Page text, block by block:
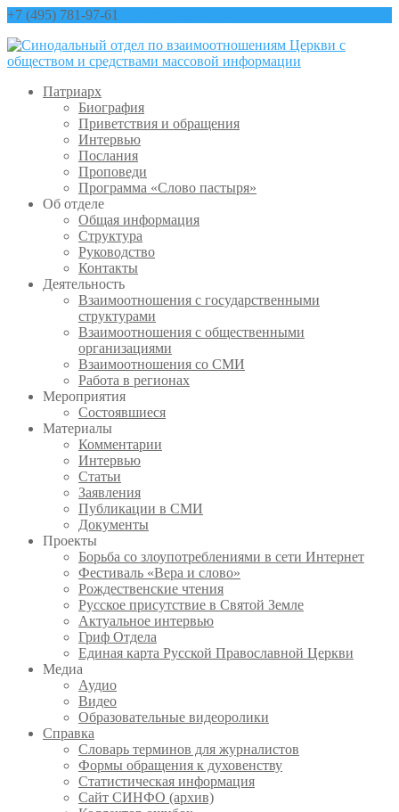
+7 (495) 781-97-61
Патриарх
Биография
Приветствия и обращения
Интервью
Послания
Проповеди
Программа «Слово пастыря»
Об отделе
Общая информация
Структура
Руководство
Контакты
Деятельность
Взаимоотношения с государственными
структурами
Взаимоотношения с общественными
организациями
Взаимоотношения со СМИ
Работа в регионах
Мероприятия
Состоявшиеся
Материалы
Комментарии
Интервью
Статьи
Заявления
Публикации в СМИ
Документы
Проекты
Борьба со злоупотреблениями в сети Интернет
Фестиваль «Вера и слово»
Рождественские чтения
Русское присутствие в Святой Земле
Актуальное интервью
Гриф Отдела
Единая карта Русской Православной Церкви
Медиа
Аудио
Видео
Образовательные видеоролики
Справка
Словарь терминов для журналистов
Формы обращения к духовенству
Статистическая информация
Сайт СИНФО (архив)